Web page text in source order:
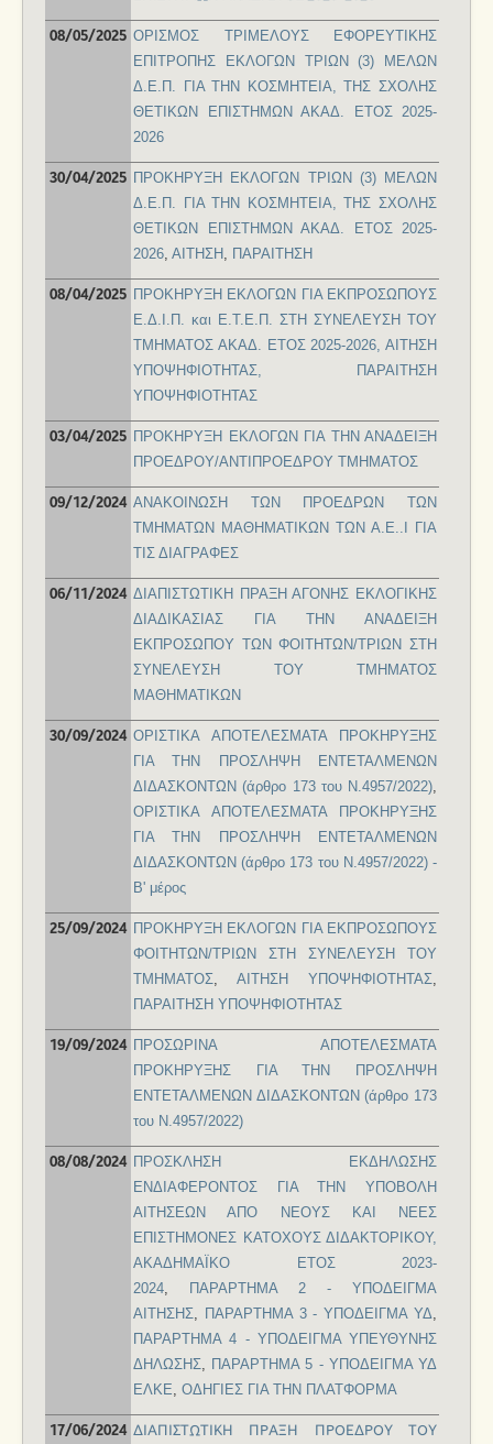
08/05/2025 ΟΡΙΣΜΟΣ ΤΡΙΜΕΛΟΥΣ ΕΦΟΡΕΥΤΙΚΗΣ
ΕΠΙΤΡΟΠΗΣ ΕΚΛΟΓΩΝ ΤΡΙΩΝ (3) ΜΕΛΩΝ
Δ.Ε.Π. ΓΙΑ ΤΗΝ ΚΟΣΜΗΤΕΙΑ, ΤΗΣ ΣΧΟΛΗΣ
ΘΕΤΙΚΩΝ ΕΠΙΣΤΗΜΩΝ ΑΚΑΔ. ΕΤΟΣ 2025-
2026
30/04/2025
ΠΡΟΚΗΡΥΞΗ ΕΚΛΟΓΩΝ ΤΡΙΩΝ (3) ΜΕΛΩΝ
Δ.Ε.Π. ΓΙΑ ΤΗΝ ΚΟΣΜΗΤΕΙΑ, ΤΗΣ ΣΧΟΛΗΣ
ΘΕΤΙΚΩΝ ΕΠΙΣΤΗΜΩΝ ΑΚΑΔ. ΕΤΟΣ 2025-
2026, ΑΙΤΗΣΗ , ΠΑΡΑΙΤΗΣΗ
08/04/2025
ΠΡΟΚΗΡΥΞΗ ΕΚΛΟΓΩΝ ΓΙΑ ΕΚΠΡΟΣΩΠΟΥΣ
Ε.Δ.Ι.Π. και Ε.Τ.Ε.Π. ΣΤΗ ΣΥΝΕΛΕΥΣΗ ΤΟΥ
ΤΜΗΜΑΤΟΣ ΑΚΑΔ. ΕΤΟΣ 2025-2026, ΑΙΤΗΣΗ
ΥΠΟΨΗΦΙΟΤΗΤΑΣ,
ΠΑΡΑΙΤΗΣΗ
ΥΠΟΨΗΦΙΟΤΗΤΑΣ
03/04/2025
ΠΡΟΚΗΡΥΞΗ ΕΚΛΟΓΩΝ ΓΙΑ ΤΗΝ ΑΝΑΔΕΙΞΗ
ΠΡΟΕΔΡΟΥ/ΑΝΤΙΠΡΟΕΔΡΟΥ ΤΜΗΜΑΤΟΣ
09/12/2024 ΑΝΑΚΟΙΝΩΣΗ ΤΩΝ ΠΡΟΕΔΡΩΝ ΤΩΝ
ΤΜΗΜΑΤΩΝ ΜΑΘΗΜΑΤΙΚΩΝ ΤΩΝ Α.Ε..Ι ΓΙΑ
ΤΙΣ ΔΙΑΓΡΑΦΕΣ
06/11/2024 ΔΙΑΠΙΣΤΩΤΙΚΗ ΠΡΑΞΗ ΑΓΟΝΗΣ ΕΚΛΟΓΙΚΗΣ
ΔΙΑΔΙΚΑΣΙΑΣ ΓΙΑ ΤΗΝ ΑΝΑΔΕΙΞΗ
ΕΚΠΡΟΣΩΠΟΥ ΤΩΝ ΦΟΙΤΗΤΩΝ/ΤΡΙΩΝ ΣΤΗ
ΣΥΝΕΛΕΥΣΗ ΤΟΥ ΤΜΗΜΑΤΟΣ
ΜΑΘΗΜΑΤΙΚΩΝ
30/09/2024 ΟΡΙΣΤΙΚΑ ΑΠΟΤΕΛΕΣΜΑΤΑ ΠΡΟΚΗΡΥΞΗΣ
ΓΙΑ ΤΗΝ ΠΡΟΣΛΗΨΗ ΕΝΤΕΤΑΛΜΕΝΩΝ
ΔΙΔΑΣΚΟΝΤΩΝ (άρθρο 173 του Ν.4957/2022),
ΟΡΙΣΤΙΚΑ ΑΠΟΤΕΛΕΣΜΑΤΑ ΠΡΟΚΗΡΥΞΗΣ
ΓΙΑ ΤΗΝ ΠΡΟΣΛΗΨΗ ΕΝΤΕΤΑΛΜΕΝΩΝ
ΔΙΔΑΣΚΟΝΤΩΝ (άρθρο 173 του Ν.4957/2022) -
Β' μέρος
25/09/2024
ΠΡΟΚΗΡΥΞΗ ΕΚΛΟΓΩΝ ΓΙΑ ΕΚΠΡΟΣΩΠΟΥΣ
ΦΟΙΤΗΤΩΝ/ΤΡΙΩΝ ΣΤΗ ΣΥΝΕΛΕΥΣΗ ΤΟΥ
ΤΜΗΜΑΤΟΣ, ΑΙΤΗΣΗ ΥΠΟΨΗΦΙΟΤΗΤΑΣ,
ΠΑΡΑΙΤΗΣΗ ΥΠΟΨΗΦΙΟΤΗΤΑΣ
19/09/2024
ΠΡΟΣΩΡΙΝΑ ΑΠΟΤΕΛΕΣΜΑΤΑ
ΠΡΟΚΗΡΥΞΗΣ ΓΙΑ ΤΗΝ ΠΡΟΣΛΗΨΗ
ΕΝΤΕΤΑΛΜΕΝΩΝ ΔΙΔΑΣΚΟΝΤΩΝ (άρθρο 173
του Ν.4957/2022)
08/08/2024
ΠΡΟΣΚΛΗΣΗ ΕΚΔΗΛΩΣΗΣ
ΕΝΔΙΑΦΕΡΟΝΤΟΣ ΓΙΑ ΤΗΝ ΥΠΟΒΟΛΗ
ΑΙΤΗΣΕΩΝ ΑΠΟ ΝΕΟΥΣ ΚΑΙ ΝΕΕΣ
ΕΠΙΣΤΗΜΟΝΕΣ ΚΑΤΟΧΟΥΣ ΔΙΔΑΚΤΟΡΙΚΟΥ,
ΑΚΑΔΗΜΑΪΚΟ ΕΤΟΣ 2023-
2024,
ΠΑΡΑΡΤΗΜΑ 2 - ΥΠΟΔΕΙΓΜΑ
ΑΙΤΗΣΗΣ, ΠΑΡΑΡΤΗΜΑ 3 - ΥΠΟΔΕΙΓΜΑ ΥΔ,
ΠΑΡΑΡΤΗΜΑ 4 - ΥΠΟΔΕΙΓΜΑ ΥΠΕΥΘΥΝΗΣ
ΔΗΛΩΣΗΣ, ΠΑΡΑΡΤΗΜΑ 5 - ΥΠΟΔΕΙΓΜΑ ΥΔ
ΕΛΚΕ, ΟΔΗΓΙΕΣ ΓΙΑ ΤΗΝ ΠΛΑΤΦΟΡΜΑ
17/06/2024 ΔΙΑΠΙΣΤΩΤΙΚΗ ΠΡΑΞΗ ΠΡΟΕΔΡΟΥ ΤΟΥ